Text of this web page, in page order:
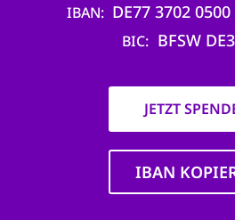
IBAN DE77 3702
BIC BFSW
JETZT
IBAN